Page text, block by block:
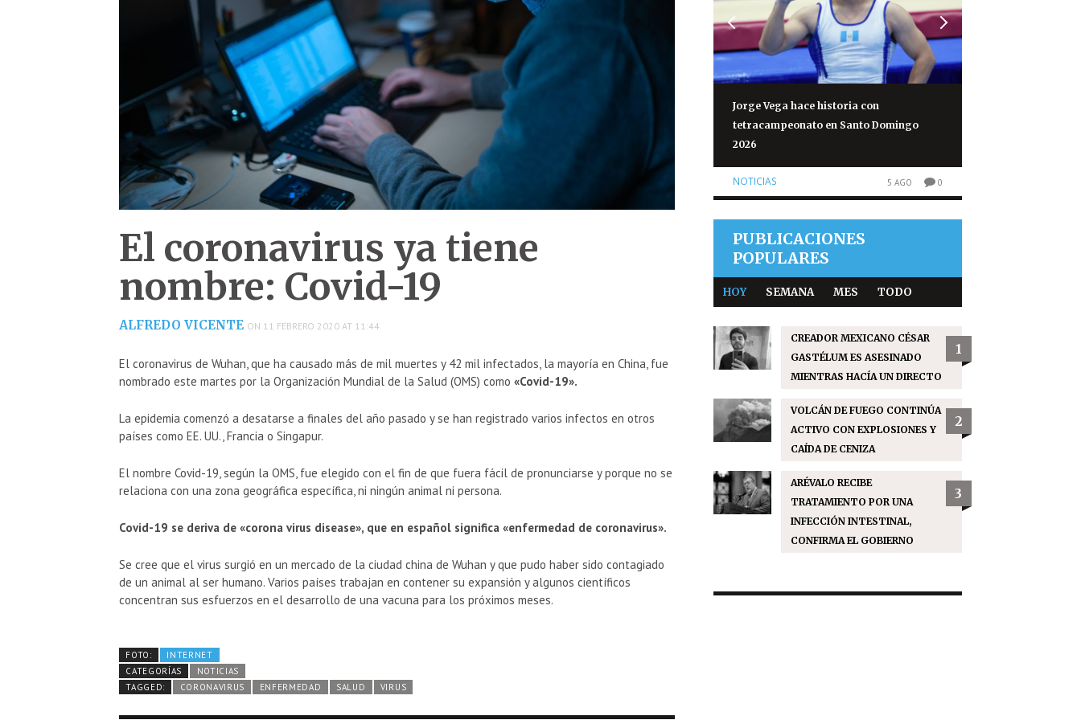
El coronavirus ya tiene
nombre: Covid-19
ALFREDO VICENTE ON 11 FEBRERO 2020 AT 11:44
El coronavirus de Wuhan, que ha causado más de mil muertes y 42 mil infectados, la mayoría en China, fue
nombrado este martes por la Organización Mundial de la Salud (OMS) como «Covid-19».
La epidemia comenzó a desatarse a finales del año pasado y se han registrado varios infectos en otros
países como EE. UU., Francia o Singapur.
El nombre Covid-19, según la OMS, fue elegido con el fin de que fuera fácil de pronunciarse y porque no se
relaciona con una zona geográfica específica, ni ningún animal ni persona.
Covid-19 se deriva de «corona virus disease», que en español significa «enfermedad de coronavirus».
Se cree que el virus surgió en un mercado de la ciudad china de Wuhan y que pudo haber sido contagiado
de un animal al ser humano. Varios países trabajan en contener su expansión y algunos científicos
concentran sus esfuerzos en el desarrollo de una vacuna para los próximos meses.
FOTO:
INTERNET
CATEGORÍAS
NOTICIAS
TAGGED:
CORONAVIRUS ENFERMEDAD SALUD VIRUS
Jorge Vega hace historia con
tetracampeonato en Santo Domingo
2026
NOTICIAS 5 AGO 0
Sofía Cabrera conquista el oro para
Guatemala en pentatlón moderno
5 AGO
PUBLICACIONES
POPULARES
HOY SEMANA MES TODO
CREADOR MEXICANO CÉSAR
GASTÉLUM ES ASESINADO
MIENTRAS HACÍA UN DIRECTO
1
VOLCÁN DE FUEGO CONTINÚA
ACTIVO CON EXPLOSIONES Y
CAÍDA DE CENIZA
2
ARÉVALO RECIBE
TRATAMIENTO POR UNA
INFECCIÓN INTESTINAL,
CONFIRMA EL GOBIERNO
3